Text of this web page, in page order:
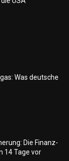
Was deutsche
Die Finanz-
14 Tage vor